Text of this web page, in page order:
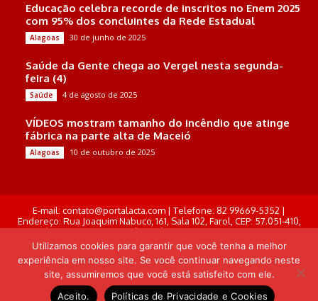
Educação celebra recorde de inscritos no Enem 2025
com 95% dos concluintes da Rede Estadual
Alagoas 30 de junho de 2025
Saúde da Gente chega ao Vergel nesta segunda-
feira (4)
Saúde 4 de agosto de 2025
VÍDEOS mostram tamanho do incêndio que atinge
fábrica na parte alta de Maceió
Alagoas 10 de outubro de 2025
E-mail: contato@portalacta.com | Telefone: 82 99669-5352 |
Endereço: Rua Joaquim Nabuco, 161, Sala 102, Farol, CEP: 57.051-410,
Maceió, Alagoas . Responsável Técnico: Derek Gustavo de Morais
Pereira
© Portal Acta - 2025-2026.
Desenvolvido por: Arthur Almeida
Utilizamos cookies para garantir que você tenha a melhor
experiência em nosso site. Se você continuar navegando neste
site, assumiremos que você está satisfeito com ele.
Aceito.
Políticas de Privacidade e Cookies